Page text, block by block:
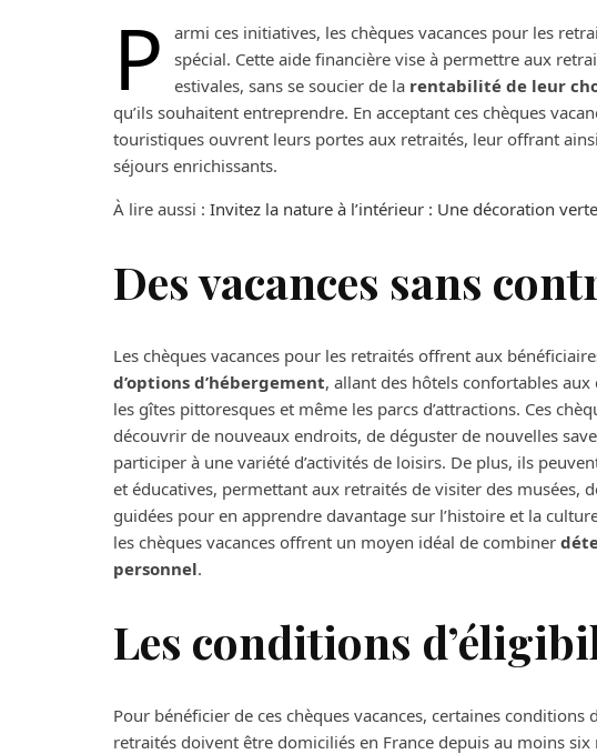
P
armi ces initiatives, les chèques vacances pour les
spécial. Cette aide financière vise à permettre aux
estivales, sans se soucier de la rentabilité de leur
qu’ils souhaitent entreprendre. En acceptant ces chèques
touristiques ouvrent leurs portes aux retraités, leur offrant
séjours enrichissants.
À lire aussi : Invitez la nature à l’intérieur : Une décoration
Des vacances sans
Les chèques vacances pour les retraités offrent aux
d’options d’hébergement, allant des hôtels confortables aux
les gîtes pittoresques et même les parcs d’attractions. Ces
découvrir de nouveaux endroits, de déguster de nouvelles
participer à une variété d’activités de loisirs. De plus, ils
et éducatives, permettant aux retraités de visiter des musées,
guidées pour en apprendre davantage sur l’histoire et la
les chèques vacances offrent un moyen idéal de combiner
personnel.
Les conditions
Pour bénéficier de ces chèques vacances, certaines conditions
retraités doivent être domiciliés en France depuis au moins